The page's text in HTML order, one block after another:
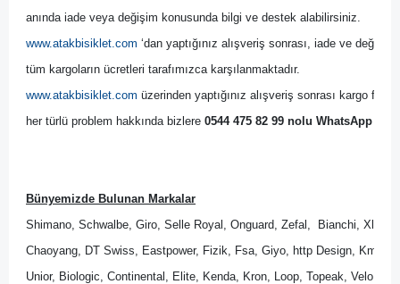
anında iade veya değişim konusunda bilgi ve destek alabilirsiniz.
www.atakbisiklet.com ‘dan yaptığınız alışveriş sonrası, iade ve
tüm kargoların ücretleri tarafımızca karşılanmaktadır.
www.atakbisiklet.com üzerinden yaptığınız alışveriş sonrası kargo
her türlü problem hakkında bizlere 0544 475 82 99 nolu WhatsApp
Bünyemizde Bulunan Markalar
Shimano, Schwalbe, Giro, Selle Royal, Onguard, Zefal,  Bianchi, Xlc,
Chaoyang, DT Swiss, Eastpower, Fizik, Fsa, Giyo, http Design, Kmc,
Unior, Biologic, Continental, Elite, Kenda, Kron, Loop, Topeak, Velo,